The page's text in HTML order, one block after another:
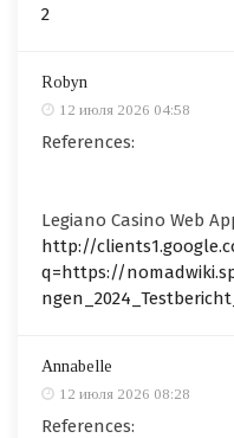
2
Robyn
12 июля 2026 04:58
References:
Legiano Casino Web
http://
q=https://
Annabelle
12 июля 2026 08:28
References: